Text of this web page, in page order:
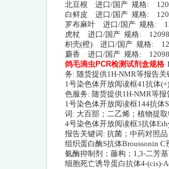
北豆根 进口/国产 规格:
白鲜皮 进口/国产 规格:
罗布麻叶 进口/国产 规格:
虎杖 进口/国产 规格:
枳壳(橙) 进口/国产 规格:
麝香 进口/国产 规格:
鸽毛滴虫PCR检测试剂盒规格
务: 随货提供1H-NMR等报告
1号染色体开放阅读框41抗体
色服务: 随货提供1H-NMR等
1号染色体开放阅读框144抗体
词: 大百部；二乙烯；植物提
4号染色体开放阅读框3抗体
报告关键词: 抗菌；中药对照
组织蛋白酶S抗体Broussonin
氨酶抑制剂；藤构；1,3-二芳
细胞死亡诱导蛋白抗体4-(cis)-